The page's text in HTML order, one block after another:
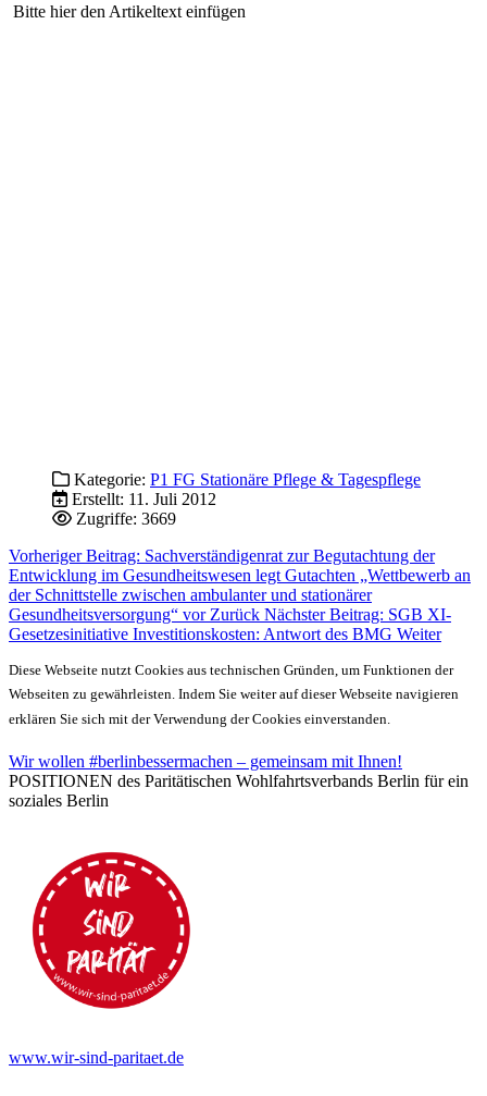
Bitte hier den Artikeltext einfügen
Kategorie: P1 FG Stationäre Pflege & Tagespflege
Erstellt: 11. Juli 2012
Zugriffe: 3669
Vorheriger Beitrag: Sachverständigenrat zur Begutachtung der
Entwicklung im Gesundheitswesen legt Gutachten „Wettbewerb an
der Schnittstelle zwischen ambulanter und stationärer
Gesundheitsversorgung“ vor Zurück Nächster Beitrag: SGB XI-
Gesetzesinitiative Investitionskosten: Antwort des BMG Weiter
Diese Webseite nutzt Cookies aus technischen Gründen, um Funktionen der
Webseiten zu gewährleisten. Indem Sie weiter auf dieser Webseite navigieren
erklären Sie sich mit der Verwendung der Cookies einverstanden.
Wir wollen #berlinbessermachen – gemeinsam mit Ihnen!
POSITIONEN des Paritätischen Wohlfahrtsverbands Berlin für ein
soziales Berlin
www.wir-sind-paritaet.de